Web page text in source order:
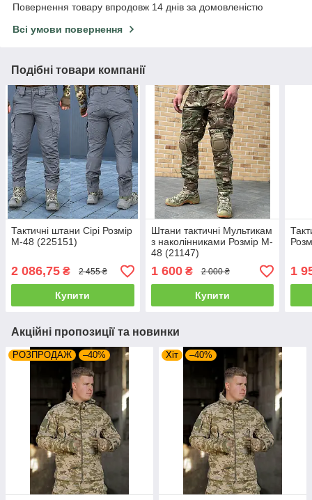
Повернення товару впродовж 14 днів за домовленістю
Всі умови повернення
Подібні товари компанії
Тактичні штани Сірі Розмір
M-48 (225151)
2 086,75 ₴ 2 455 ₴
Купити
Штани тактичні Мультикам
з наколінниками Розмір M-
48 (21147)
1 600₴ 2 000 ₴
Купити
1
Акційні пропозиції та новинки
РОЗПРОДАЖ –40% Хіт –40%